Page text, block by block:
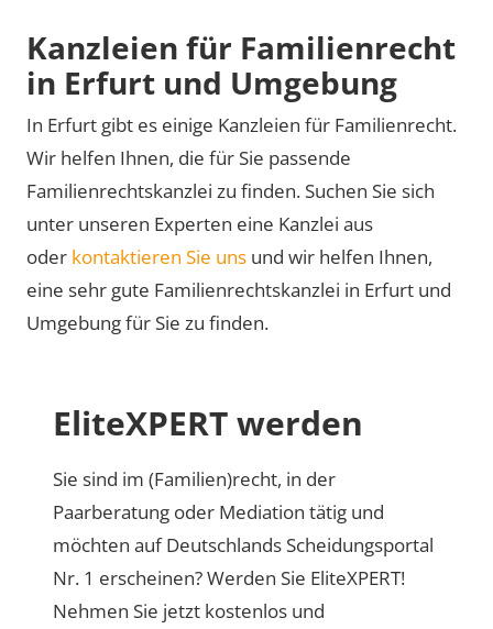
Kanzleien für Familienrecht
in Erfurt und Umgebung
In Erfurt gibt es einige Kanzleien für Familienrecht.
Wir helfen Ihnen, die für Sie passende
Familienrechtskanzlei zu finden. Suchen Sie sich
unter unseren Experten eine Kanzlei aus
oder kontaktieren Sie uns und wir helfen Ihnen,
eine sehr gute Familienrechtskanzlei in Erfurt und
Umgebung für Sie zu finden.
EliteXPERT werden
Sie sind im (Familien)recht, in der
Paarberatung oder Mediation tätig und
möchten auf Deutschlands Scheidungsportal
Nr. 1 erscheinen? Werden Sie EliteXPERT!
Nehmen Sie jetzt kostenlos und